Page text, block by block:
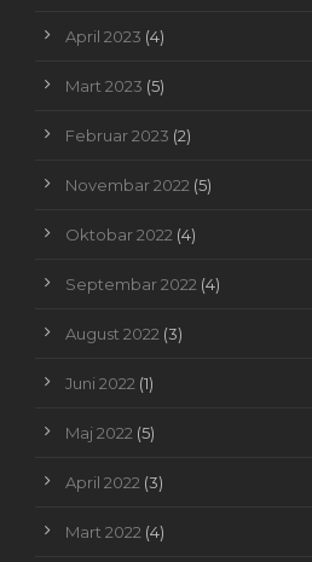
April 2023 (4)
Mart 2023 (5)
Februar 2023 (2)
Novembar 2022 (5)
Oktobar 2022 (4)
Septembar 2022 (4)
August 2022 (3)
Juni 2022 (1)
Maj 2022 (5)
April 2022 (3)
Mart 2022 (4)